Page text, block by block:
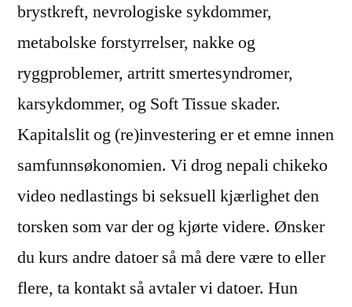
brystkreft, nevrologiske sykdommer,
metabolske forstyrrelser, nakke og
ryggproblemer, artritt smertesyndromer,
karsykdommer, og Soft Tissue skader.
Kapitalslit og (re)investering er et emne innen
samfunnsøkonomien. Vi drog nepali chikeko
video nedlastings bi seksuell kjærlighet den
torsken som var der og kjørte videre. Ønsker
du kurs andre datoer så må dere være to eller
flere, ta kontakt så avtaler vi datoer. Hun